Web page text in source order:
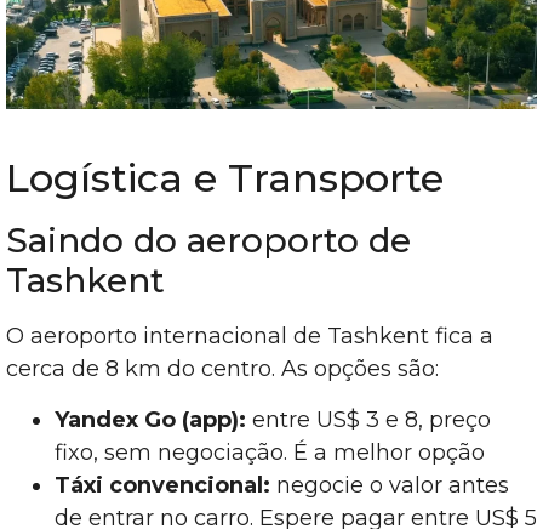
Logística e Transporte
Saindo do aeroporto de
Tashkent
O aeroporto internacional de Tashkent fica a
cerca de 8 km do centro. As opções são:
Yandex Go (app): entre US$ 3 e 8, preço
fixo, sem negociação. É a melhor opção
Táxi convencional: negocie o valor antes
de entrar no carro. Espere pagar entre US$ 5